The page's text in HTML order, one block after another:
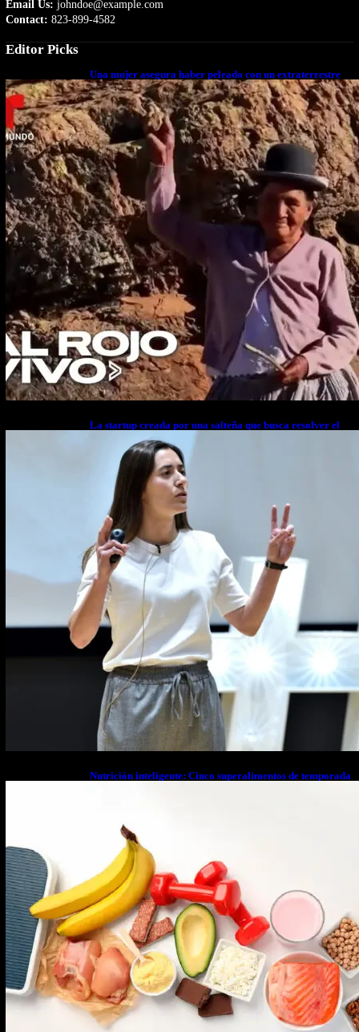
Email Us: johndoe@example.com
Contact: 823-899-4582
Editor Picks
Una mujer asegura haber peleado con un extraterrestre
cuerpo a cuerpo
La startup creada por una salteña que busca resolver el
estrés financiero en Latinoamérica
Nutrición inteligente: Cinco superalimentos de temporada